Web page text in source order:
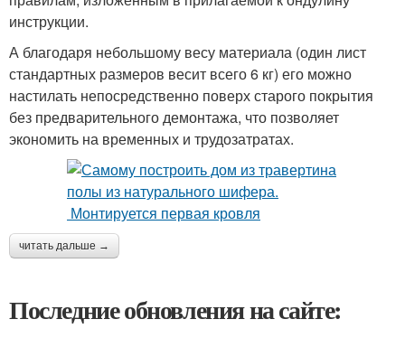
инструкции.
А благодаря небольшому весу материала (один лист
стандартных размеров весит всего 6 кг) его можно
настилать непосредственно поверх старого покрытия
без предварительного демонтажа, что позволяет
экономить на временных и трудозатратах.
читать дальше →
Последние обновления на сайте: